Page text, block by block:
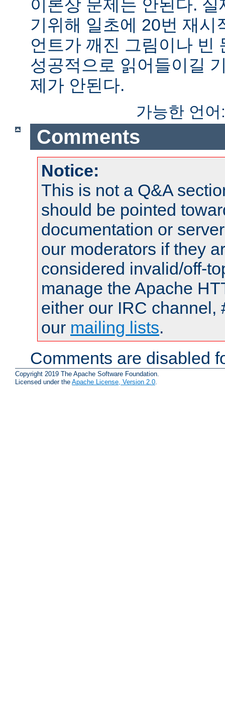
이론상 문제는 안된다.
기위해 일초에 20번 재시
언트가 깨진 그림이나 빈
성공적으로 읽어들이길
제가 안된다.
가능한 언
Comments
Notice:
This is not a Q&A
should be pointed
documentation or
our moderators if they
considered invalid/off-
manage the Apache
either our IRC channel,
our mailing lists.
Comments are disabled
Copyright 2019 The Apache Software Foundation.
Licensed under the Apache License, Version 2.0.